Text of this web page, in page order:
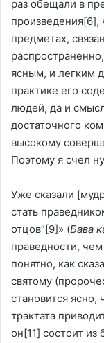
раз обещали в
произведения[6],
предметах,
ясным, и легким
практике его
людей, да и
достаточного
высокому
Поэтому я счел
Уже сказали
стать
отцов”[9]» (Бава
праведности,
понятно, как
святому
становится ясно,
трактата
он[11] состоит из